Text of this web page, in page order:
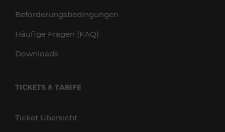
Beförderungsbedingungen
Häufige Fragen (FAQ)
Downloads
TICKETS & TARIFE
Ticket Übersicht